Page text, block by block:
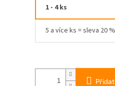
1 - 4 ks
5 a více ks = sleva 20 %